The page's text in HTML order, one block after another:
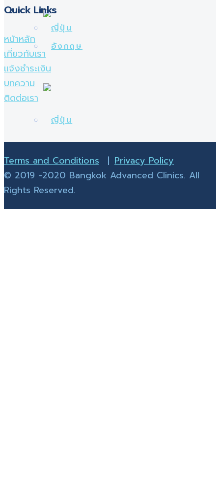
Quick Links
หน้าหลัก
เกี่ยวกับเรา
แจ้งชำระเงิน
บทความ
ติดต่อเรา
Terms and Conditions | Privacy Policy
© 2019 -2020 Bangkok Advanced Clinics. All
Rights Reserved.